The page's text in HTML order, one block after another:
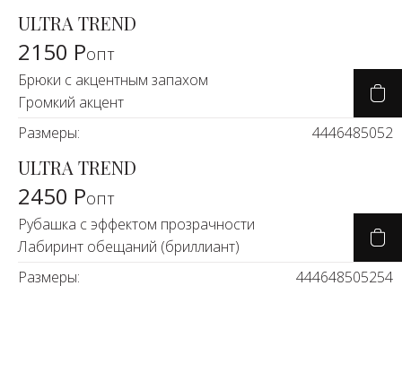
ULTRA TREND
2150 Ропт
Брюки с акцентным запахом
Громкий акцент
Размеры:
4446485052
ULTRA TREND
2450 Ропт
Рубашка с эффектом прозрачности
Лабиринт обещаний (бриллиант)
Размеры:
444648505254